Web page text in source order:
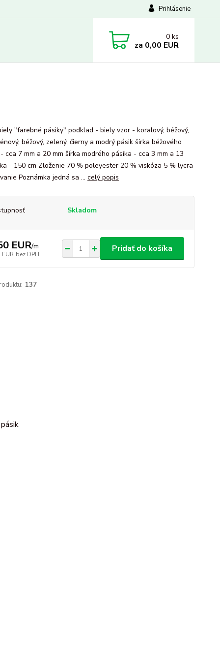
Prihlásenie
0 ks
za 0,00 EUR
"farebné pásiky" podklad - biely vzor - koralový, béžový,
béžový, zelený, čierny a modrý pásik šírka béžového
cca 7 mm a 20 mm šírka modrého pásika - cca 3 mm a 13
- 150 cm Zloženie 70 % poleyester 20 % viskóza 5 % lycra
Poznámka jedná sa ... celý popis
Skladom
EUR/m
EUR bez DPH
Pridať do košíka
137